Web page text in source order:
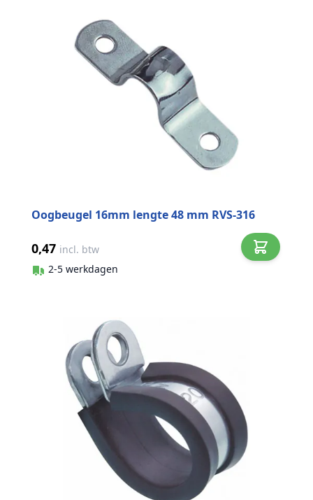
Oogbeugel 16mm lengte 48 mm RVS-316
0,47 incl. btw
2-5 werkdagen